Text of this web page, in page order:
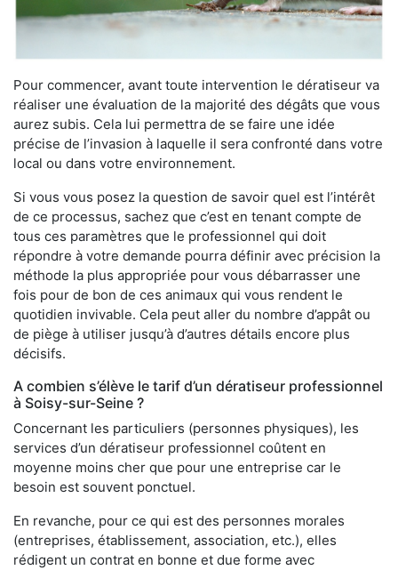
Pour commencer, avant toute intervention le dératiseur va
réaliser une évaluation de la majorité des dégâts que vous
aurez subis. Cela lui permettra de se faire une idée
précise de l’invasion à laquelle il sera confronté dans votre
local ou dans votre environnement.
Si vous vous posez la question de savoir quel est l’intérêt
de ce processus, sachez que c’est en tenant compte de
tous ces paramètres que le professionnel qui doit
répondre à votre demande pourra définir avec précision la
méthode la plus appropriée pour vous débarrasser une
fois pour de bon de ces animaux qui vous rendent le
quotidien invivable. Cela peut aller du nombre d’appât ou
de piège à utiliser jusqu’à d’autres détails encore plus
décisifs.
A combien s’élève le tarif d’un dératiseur professionnel
à Soisy-sur-Seine ?
Concernant les particuliers (personnes physiques), les
services d’un dératiseur professionnel coûtent en
moyenne moins cher que pour une entreprise car le
besoin est souvent ponctuel.
En revanche, pour ce qui est des personnes morales
(entreprises, établissement, association, etc.), elles
rédigent un contrat en bonne et due forme avec